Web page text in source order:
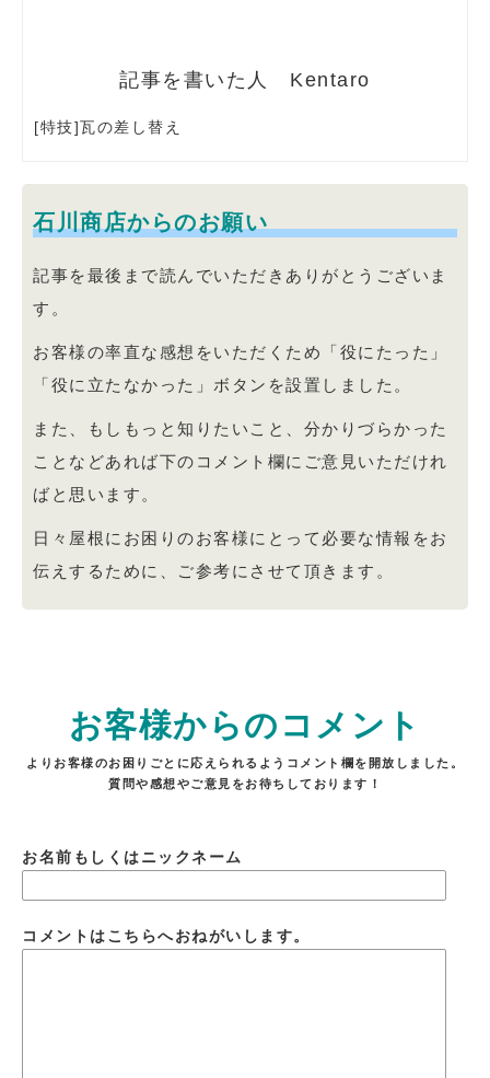
Kentaro
[特技]瓦の差し替え
石川商店からのお願い
記事を最後まで読んでいただきありがとうございま
す。
お客様の率直な感想をいただくため「役にたった」
「役に立たなかった」ボタンを設置しました。
また、もしもっと知りたいこと、分かりづらかった
ことなどあれば下のコメント欄にご意見いただけれ
ばと思います。
日々屋根にお困りのお客様にとって必要な情報をお
伝えするために、ご参考にさせて頂きます。
お客様からのコメント
よりお客様のお困りごとに応えられるようコメント欄を開放しました。
質問や感想やご意見をお待ちしております！
お名前もしくはニックネーム
コメントはこちらへおねがいします。